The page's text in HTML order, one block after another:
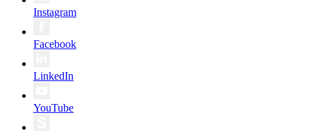
Instagram
Facebook
LinkedIn
YouTube